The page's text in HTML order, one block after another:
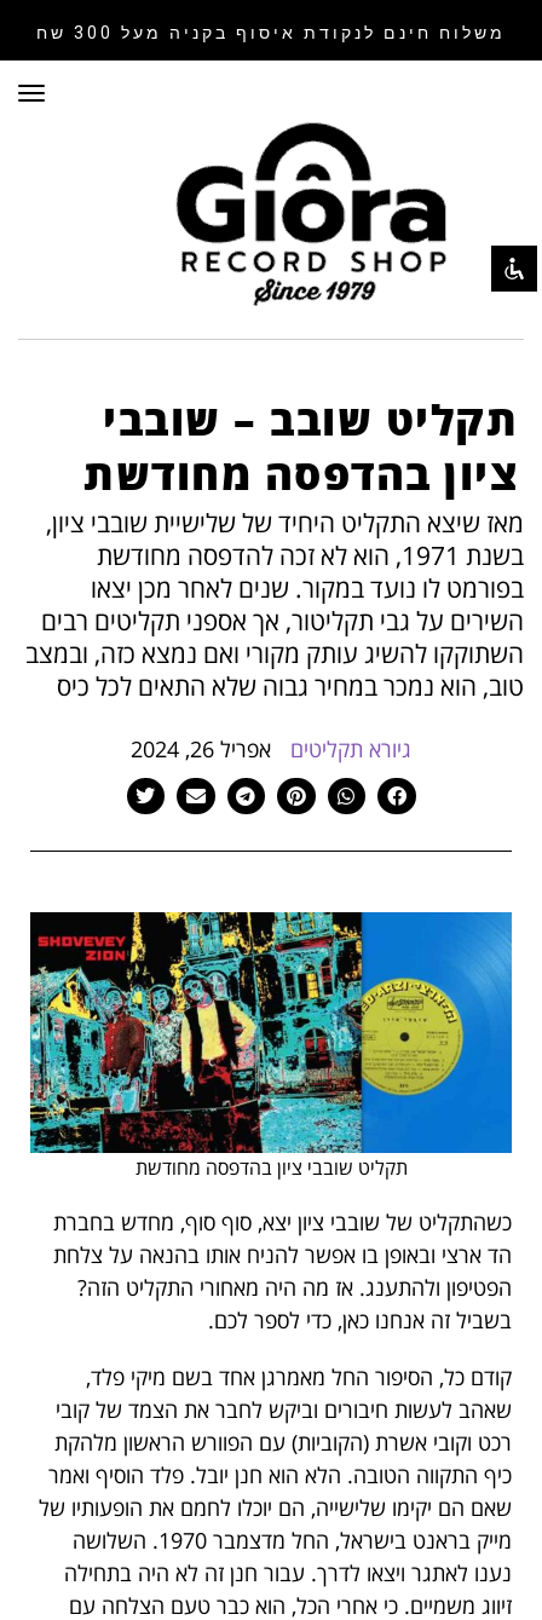
השבת את ההבזקים
סמן כותרות
צבע רקע
זום (הקטנה)
spellcheck גופן קריא
brightness_high ניגודיות בהירה
brightness_low ניגודיות כהה
format_underlined הוסף קו תחתון לקישורים
font_download סמן קישורים
לאפס
את
האפשרויות
cached
משלוח חינם לנקודת איסוף בקניה מעל 300 שח
תקליט שובב – שובבי
ציון בהדפסה מחודשת
מאז שיצא התקליט היחיד של שלישיית שובבי ציון,
בשנת 1971, הוא לא זכה להדפסה מחודשת
בפורמט לו נועד במקור. שנים לאחר מכן יצאו
השירים על גבי תקליטור, אך אספני תקליטים רבים
השתוקקו להשיג עותק מקורי ואם נמצא כזה, ובמצב
טוב, הוא נמכר במחיר גבוה שלא התאים לכל כיס
גיורא תקליטים אפריל 26, 2024
תקליט שובבי ציון בהדפסה מחודשת
כשהתקליט של שובבי ציון יצא, סוף סוף, מחדש בחברת
הד ארצי ובאופן בו אפשר להניח אותו בהנאה על צלחת
הפטיפון ולהתענג. אז מה היה מאחורי התקליט הזה?
בשביל זה אנחנו כאן, כדי לספר לכם.
קודם כל, הסיפור החל מאמרגן אחד בשם מיקי פלד,
שאהב לעשות חיבורים וביקש לחבר את הצמד של קובי
רכט וקובי אשרת (הקוביות) עם הפוורש הראשון מלהקת
כיף התקווה הטובה. הלא הוא חנן יובל. פלד הוסיף ואמר
שאם הם יקימו שלישייה, הם יוכלו לחמם את הופעותיו של
מייק בראנט בישראל, החל מדצמבר 1970. השלושה
נענו לאתגר ויצאו לדרך. עבור חנן זה לא היה בתחילה
זיווג משמיים. כי אחרי הכל, הוא כבר טעם הצלחה עם